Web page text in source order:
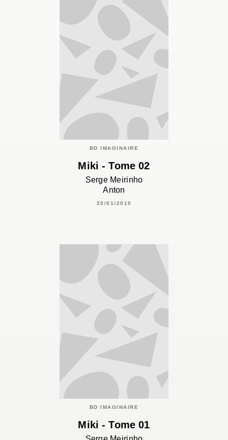
BD IMAGINAIRE
Miki - Tome 02
Serge Meirinho
Anton
20/01/2010
BD IMAGINAIRE
Miki - Tome 01